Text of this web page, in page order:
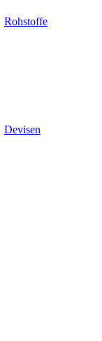
Rohstoffe
Devisen